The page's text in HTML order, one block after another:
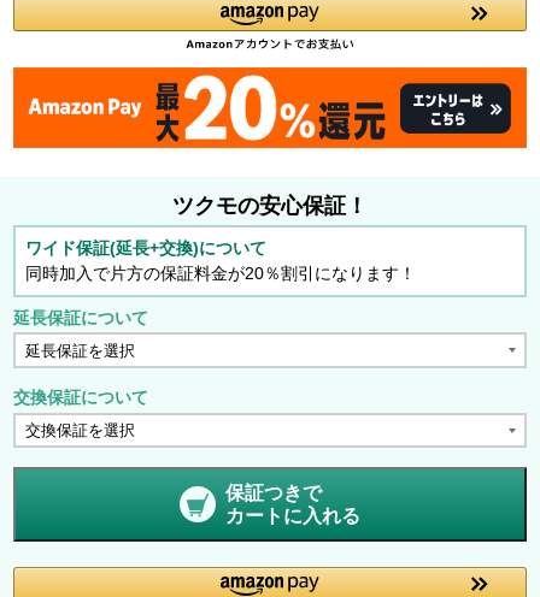
ツクモの安心保証！
ワイド保証(延長+交換)について
同時加入で片方の保証料金が20％割引になります！
延長保証について
交換保証について
保証つきで
カートに入れる